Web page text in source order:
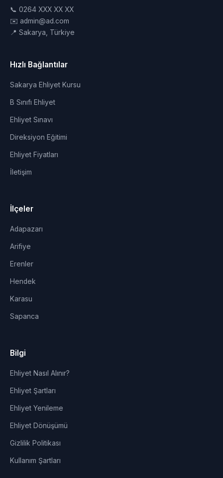
📞 0264 XXX XX XX
✉️ admin@ad.com
📍 Sakarya, Türkiye
Hızlı Bağlantılar
Sakarya Ehliyet Kursu
B Sınıfı Ehliyet
Ehliyet Sınavı
Direksiyon Eğitimi
Ehliyet Fiyatları
İletişim
İlçeler
Adapazarı
Arifiye
Erenler
Hendek
Karasu
Sapanca
Bilgi
Ehliyet Nasıl Alınır?
Ehliyet Şartları
Ehliyet Yenileme
Ehliyet Dönüşümü
Gizlilik Politikası
Kullanım Şartları